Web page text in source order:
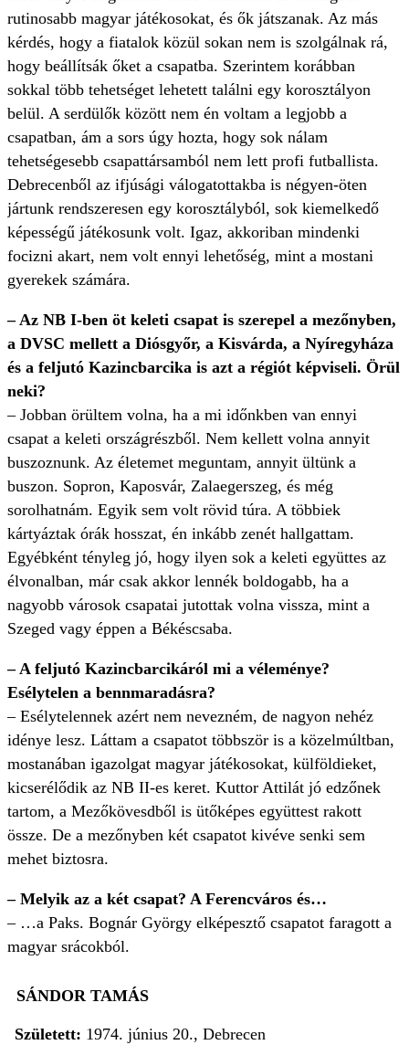
rutinosabb magyar játékosokat, és ők játszanak. Az más
kérdés, hogy a fiatalok közül sokan nem is szolgálnak rá,
hogy beállítsák őket a csapatba. Szerintem korábban
sokkal több tehetséget lehetett találni egy korosztályon
belül. A serdülők között nem én voltam a legjobb a
csapatban, ám a sors úgy hozta, hogy sok nálam
tehetségesebb csapattársamból nem lett profi futballista.
Debrecenből az ifjúsági válogatottakba is négyen-öten
jártunk rendszeresen egy korosztályból, sok kiemelkedő
képességű játékosunk volt. Igaz, akkoriban mindenki
focizni akart, nem volt ennyi lehetőség, mint a mostani
gyerekek számára.
– Az NB I-ben öt keleti csapat is szerepel a mezőnyben,
a DVSC mellett a Diósgyőr, a Kisvárda, a Nyíregyháza
és a feljutó Kazincbarcika is azt a régiót képviseli. Örül
neki?
– Jobban örültem volna, ha a mi időnkben van ennyi
csapat a keleti országrészből. Nem kellett volna annyit
buszoznunk. Az életemet meguntam, annyit ültünk a
buszon. Sopron, Kaposvár, Zalaegerszeg, és még
sorolhatnám. Egyik sem volt rövid túra. A többiek
kártyáztak órák hosszat, én inkább zenét hallgattam.
Egyébként tényleg jó, hogy ilyen sok a keleti együttes az
élvonalban, már csak akkor lennék boldogabb, ha a
nagyobb városok csapatai jutottak volna vissza, mint a
Szeged vagy éppen a Békéscsaba.
– A feljutó Kazincbarcikáról mi a véleménye?
Esélytelen a bennmaradásra?
– Esélytelennek azért nem nevezném, de nagyon nehéz
idénye lesz. Láttam a csapatot többször is a közelmúltban,
mostanában igazolgat magyar játékosokat, külföldieket,
kicserélődik az NB II-es keret. Kuttor Attilát jó edzőnek
tartom, a Mezőkövesdből is ütőképes együttest rakott
össze. De a mezőnyben két csapatot kivéve senki sem
mehet biztosra.
– Melyik az a két csapat? A Ferencváros és…
– …a Paks. Bognár György elképesztő csapatot faragott a
magyar srácokból.
Született: 1974. június 20., Debrecen
SÁNDOR TAMÁS